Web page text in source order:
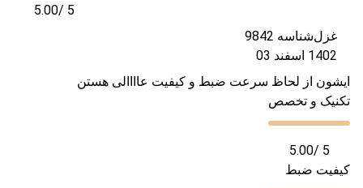
5.00/ 5
غزلشناسه 9842
1402 اسفند 03
ایشون از لحاظ سرعت ضبط و کیفیت عاااالی هستن
تکنیک و تخصص
5.00/ 5
کیفیت ضبط